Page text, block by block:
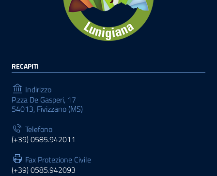
RECAPITI
Indirizzo
P.zza De Gasperi, 17
54013, Fivizzano (MS)
Telefono
(+39) 0585.942011
Fax Protezione Civile
(+39) 0585.942093